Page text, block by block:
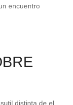
encuentro
distinta de el